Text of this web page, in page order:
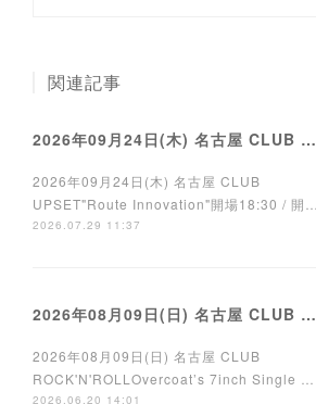
関連記事
2026年09月24日(木) 名古屋 CLUB UPSET
2026年09月24日(木) 名古屋 CLUB
UPSET"Route Innovation"開場18:30 / 開…
2026.07.29 11:37
2026年08月09日(日) 名古屋 CLUB ROCK'N'ROLL
2026年08月09日(日) 名古屋 CLUB
ROCK'N'ROLLOvercoat’s 7inch Single …
2026.06.20 14:01